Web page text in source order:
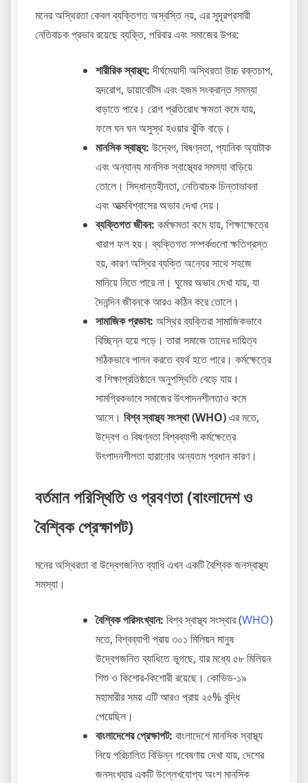
মনের অস্থিরতা কেবল ব্যক্তিগত অস্বস্তি নয়, এর সুদূরপ্রসারী
নেতিবাচক প্রভাব রয়েছে ব্যক্তি, পরিবার এবং সমাজের উপর:
শারীরিক স্বাস্থ্য:দীর্ঘমেয়াদী অস্থিরতা উচ্চ রক্তচাপ,
হৃদরোগ, ডায়াবেটিস এবং হজম সংক্রান্ত সমস্যা
বাড়াতে পারে। রোগ প্রতিরোধ ক্ষমতা কমে যায়,
ফলে ঘন ঘন অসুস্থ হওয়ার ঝুঁকি বাড়ে।
মানসিক স্বাস্থ্য: উদ্বেগ, বিষণ্নতা, প্যানিক অ্যাটাক
এবং অন্যান্য মানসিক স্বাস্থ্যের সমস্যা বাড়িয়ে
তোলে। সিদ্ধান্তহীনতা, নেতিবাচক চিন্তাভাবনা
এবং আত্মবিশ্বাসের অভাব দেখা দেয়।
ব্যক্তিগত জীবন: কর্মক্ষমতা কমে যায়, শিক্ষাক্ষেত্রে
খারাপ ফল হয়। ব্যক্তিগত সম্পর্কগুলো ক্ষতিগ্রস্ত
হয়, কারণ অস্থির ব্যক্তি অন্যের সাথে সহজে
মানিয়ে নিতে পারে না। ঘুমের অভাব দেখা যায়, যা
দৈনন্দিন জীবনকে আরও কঠিন করে তোলে।
সামাজিক প্রভাব: অস্থির ব্যক্তিরা সামাজিকভাবে
বিচ্ছিন্ন হয়ে পড়ে। তারা সমাজে তাদের দায়িত্ব
সঠিকভাবে পালন করতে ব্যর্থ হতে পারে। কর্মক্ষেত্রে
বা শিক্ষাপ্রতিষ্ঠানে অনুপস্থিতি বেড়ে যায়।
সামগ্রিকভাবে সমাজের উৎপাদনশীলতাও কমে
আসে। বিশ্ব স্বাস্থ্য সংস্থা (WHO)এর মতে,
উদ্বেগ ও বিষণ্নতা বিশ্বব্যাপী কর্মক্ষেত্রে
উৎপাদনশীলতা হারানোর অন্যতম প্রধান কারণ।
বর্তমান পরিস্থিতি ও প্রবণতা (বাংলাদেশ ও
বৈশ্বিক প্রেক্ষাপট)
মনের অস্থিরতা বা উদ্বেগজনিত ব্যাধি এখন একটি বৈশ্বিক জনস্বাস্থ্য
সমস্যা।
বৈশ্বিক পরিসংখ্যান: বিশ্ব স্বাস্থ্য সংস্থার (WHO)
মতে, বিশ্বব্যাপী প্রায় ৩০১ মিলিয়ন মানুষ
উদ্বেগজনিত ব্যাধিতে ভুগছে, যার মধ্যে ৫৮ মিলিয়ন
শিশু ও কিশোর-কিশোরী রয়েছে। কোভিড-১৯
মহামারীর সময় এটি আরও প্রায় ২৫% বৃদ্ধি
পেয়েছিল।
বাংলাদেশের প্রেক্ষাপট: বাংলাদেশে মানসিক স্বাস্থ্য
নিয়ে পরিচালিত বিভিন্ন গবেষণায় দেখা যায়, দেশের
জনসংখ্যার একটি উল্লেখযোগ্য অংশ মানসিক